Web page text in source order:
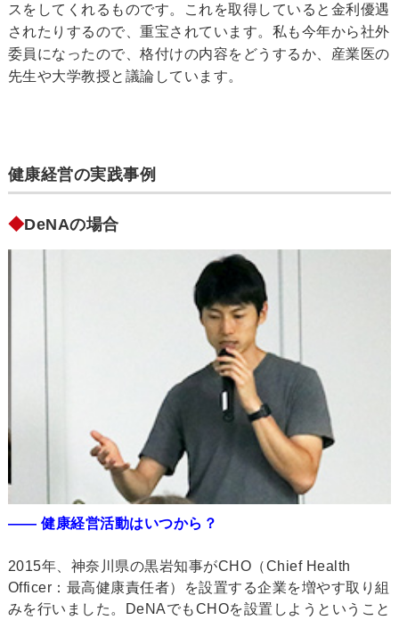
スをしてくれるものです。これを取得していると金利優遇
されたりするので、重宝されています。私も今年から社外
委員になったので、格付けの内容をどうするか、産業医の
先生や大学教授と議論しています。
健康経営の実践事例
◆DeNAの場合
―― 健康経営活動はいつから？
2015年、神奈川県の黒岩知事がCHO（Chief Health
Officer：最高健康責任者）を設置する企業を増やす取り組
みを行いました。DeNAでもCHOを設置しようということ